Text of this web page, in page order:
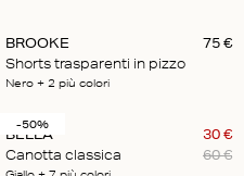
BROOKE
Shorts trasparenti in pizzo
75€
Nero + 2 più colori
-50%
BELLA
Canotta classica
30€
60€